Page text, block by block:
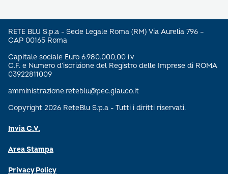
RETE BLU S.p.a - Sede Legale Roma (RM) Via Aurelia 796 –
CAP 00165 Roma
Capitale sociale Euro 6.980.000,00 i.v
C.F. e Numero d’iscrizione del Registro delle Imprese di ROMA
03922811009
amministrazione.reteblu@pec.glauco.it
Copyright 2026 ReteBlu S.p.a - Tutti i diritti riservati.
Invia C.V.
Area Stampa
Privacy Policy